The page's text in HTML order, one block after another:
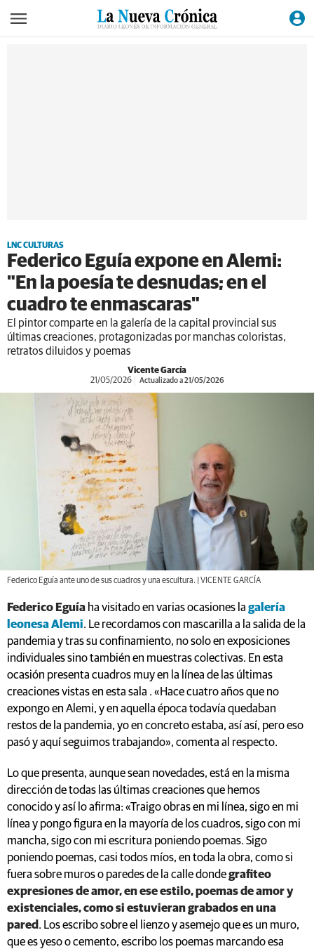
LNC CULTURAS
Federico Eguía expone en Alemi:
"En la poesía te desnudas; en el
cuadro te enmascaras"
El pintor comparte en la galería de la capital provincial sus
últimas creaciones, protagonizadas por manchas coloristas,
retratos diluidos y poemas
Vicente García
21/05/2026 Actualizado a 21/05/2026
Federico Eguía ante uno de sus cuadros y una escultura. | VICENTE GARCÍA
Federico Eguía ha visitado en varias ocasiones la galería
leonesa Alemi. Le recordamos con mascarilla a la salida de la
pandemia y tras su confinamiento, no solo en exposiciones
individuales sino también en muestras colectivas. En esta
ocasión presenta cuadros muy en la línea de las últimas
creaciones vistas en esta sala . «Hace cuatro años que no
expongo en Alemi, y en aquella época todavía quedaban
restos de la pandemia, yo en concreto estaba, así así, pero eso
pasó y aquí seguimos trabajando», comenta al respecto.
Lo que presenta, aunque sean novedades, está en la misma
dirección de todas las últimas creaciones que hemos
conocido y así lo afirma: «Traigo obras en mi línea, sigo en mi
línea y pongo figura en la mayoría de los cuadros, sigo con mi
mancha, sigo con mi escritura poniendo poemas. Sigo
poniendo poemas, casi todos míos, en toda la obra, como si
fuera sobre muros o paredes de la calle dondegrafiteo
expresiones de amor, en ese estilo, poemas de amor y
existenciales, como si estuvieran grabados en una
pared . Los escribo sobre el lienzo y asemejo que es un muro,
que es yeso o cemento, escribo los poemas marcando esa